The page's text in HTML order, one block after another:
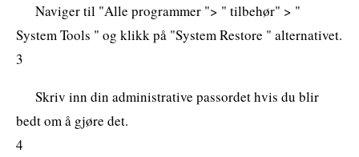
Naviger til "Alle programmer "> " tilbehør" > "
System Tools " og klikk på "System Restore " alternativet.
3
Skriv inn din administrative passordet hvis du blir
bedt om å gjøre det.
4